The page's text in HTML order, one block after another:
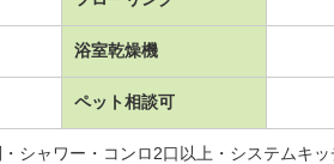
浴室乾燥機
ペット相談可
シャワー・コンロ2口以上・システムキ